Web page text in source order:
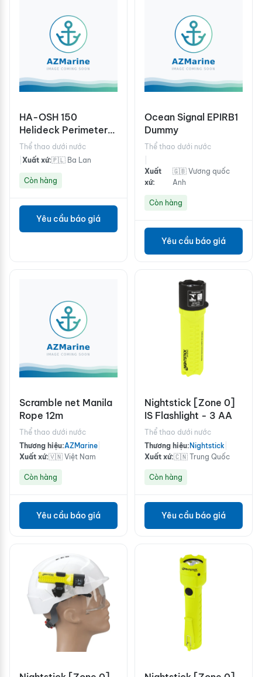
HA-OSH 150
Helideck Perimeter
Light
Thể thao dưới nước
Xuất xứ:🇵🇱 Ba Lan
Còn hàng
Yêu cầu báo giá
Ocean Signal EPIRB1
Dummy
Thể thao dưới nước
Xuất
xứ:
🇬🇧 Vương quốc
Anh
Còn hàng
Yêu cầu báo giá
Scramble net Manila
Rope 12m
Thể thao dưới nước
Thương hiệu:AZMarine
Xuất xứ:🇻🇳 Việt Nam
Còn hàng
Yêu cầu báo giá
Nightstick [Zone 0]
IS Flashlight - 3 AA
Thể thao dưới nước
Thương hiệu: Nightstick
Xuất xứ:🇨🇳 Trung Quốc
Còn hàng
Yêu cầu báo giá